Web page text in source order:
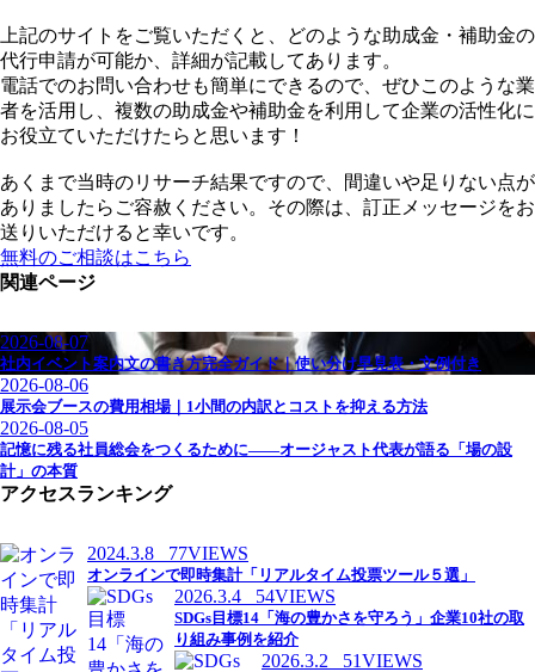
上記のサイトをご覧いただくと、どのような助成金・補助金の
代行申請が可能か、詳細が記載してあります。
電話でのお問い合わせも簡単にできるので、ぜひこのような業
者を活用し、複数の助成金や補助金を利用して企業の活性化に
お役立ていただけたらと思います！
あくまで当時のリサーチ結果ですので、間違いや足りない点が
ありましたらご容赦ください。その際は、訂正メッセージをお
送りいただけると幸いです。
無料のご相談はこちら
関連ページ
2026-08-07
社内イベント案内文の書き方完全ガイド｜使い分け早見表・文例付き
2026-08-06
展示会ブースの費用相場｜1小間の内訳とコストを抑える方法
2026-08-05
記憶に残る社員総会をつくるために——オージャスト代表が語る「場の設
計」の本質
アクセスランキング
2024.3.8 77VIEWS
オンラインで即時集計「リアルタイム投票ツール５選」
2026.3.4 54VIEWS
SDGs目標14「海の豊かさを守ろう」企業10社の取
り組み事例を紹介
2026.3.2 51VIEWS